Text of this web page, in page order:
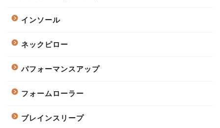
インソール
ネックピロー
パフォーマンスアップ
フォームローラー
ブレインスリープ